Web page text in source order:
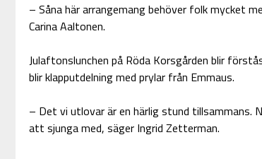
– Såna här arrangemang behöver folk mycket
Carina Aaltonen.
Julaftonslunchen på Röda Korsgården blir
blir klapputdelning med prylar från Emmaus.
– Det vi utlovar är en härlig stund
att sjunga med, säger Ingrid Zetterman.